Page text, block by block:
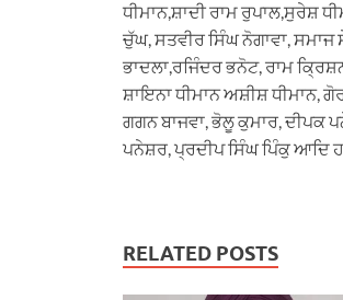
ਧੀਮਾਨ,ਸ਼ਾਦੀ ਰਾਮ ਰੁਪਾਲ,ਸੁਰੇਸ਼
ਚੁੱਘ, ਸਤਵੀਰ ਸਿੰਘ ਨੋਗਾਵਾ,
ਭਾਦਲਾ,ਰਜਿੰਦਰ ਭਨੋਟ, ਰਾਮ
ਸ਼ਾਇਨਾ ਧੀਮਾਨ ਅਸ਼ੀਸ਼ ਧੀਮਾਨ,
ਗਗਨ ਬਾਜਵਾ, ਭੋਲੂ ਕੁਮਾਰ, ਦੀਪਕ
ਪਨੇਸ਼ਰ, ਪ੍ਰਦੀਪ ਸਿੰਘ ਪਿੰਕੁ ਆਦਿ
RELATED POSTS